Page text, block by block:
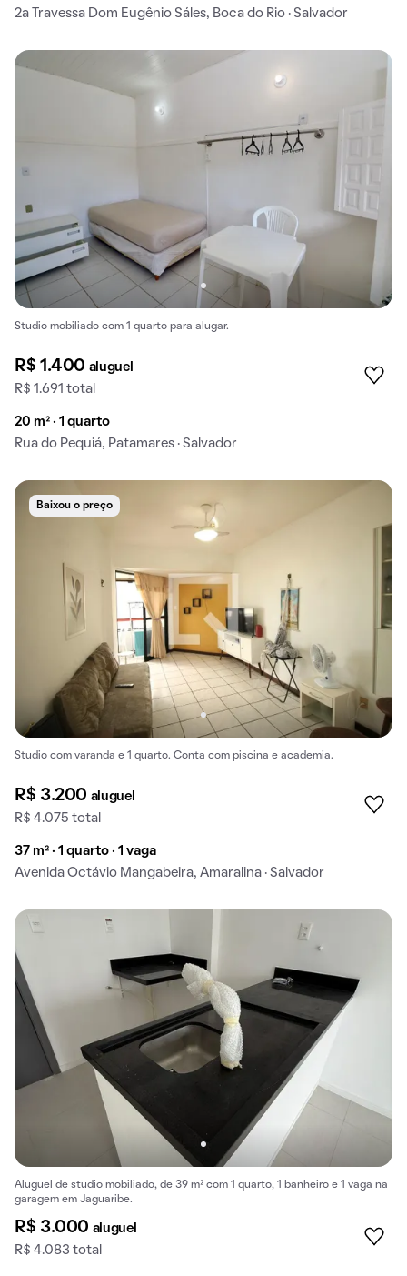
2a Travessa Dom Eugênio Sáles, Boca do Rio · Salvador
Studio mobiliado com 1 quarto para alugar.
R$ 1.400 aluguel
R$ 1.691 total
20 m² · 1 quarto
Rua do Pequiá, Patamares · Salvador
Baixou o preço
Studio com varanda e 1 quarto. Conta com piscina e academia.
R$ 3.200 aluguel
R$ 4.075 total
37 m² · 1 quarto · 1 vaga
Avenida Octávio Mangabeira, Amaralina · Salvador
Aluguel de studio mobiliado, de 39 m² com 1 quarto, 1 banheiro e 1 vaga na
garagem em Jaguaribe.
R$ 3.000 aluguel
R$ 4.083 total